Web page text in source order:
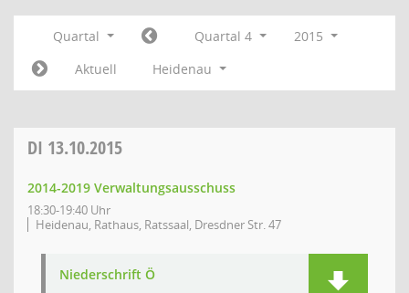
Quartal Quartal 4
2015
Aktuell
Heidenau
DI 13.10.2015
2014-2019 Verwaltungsausschuss
18:30-19:40 Uhr
Heidenau, Rathaus, Ratssaal, Dresdner Str. 47
Niederschrift Ö